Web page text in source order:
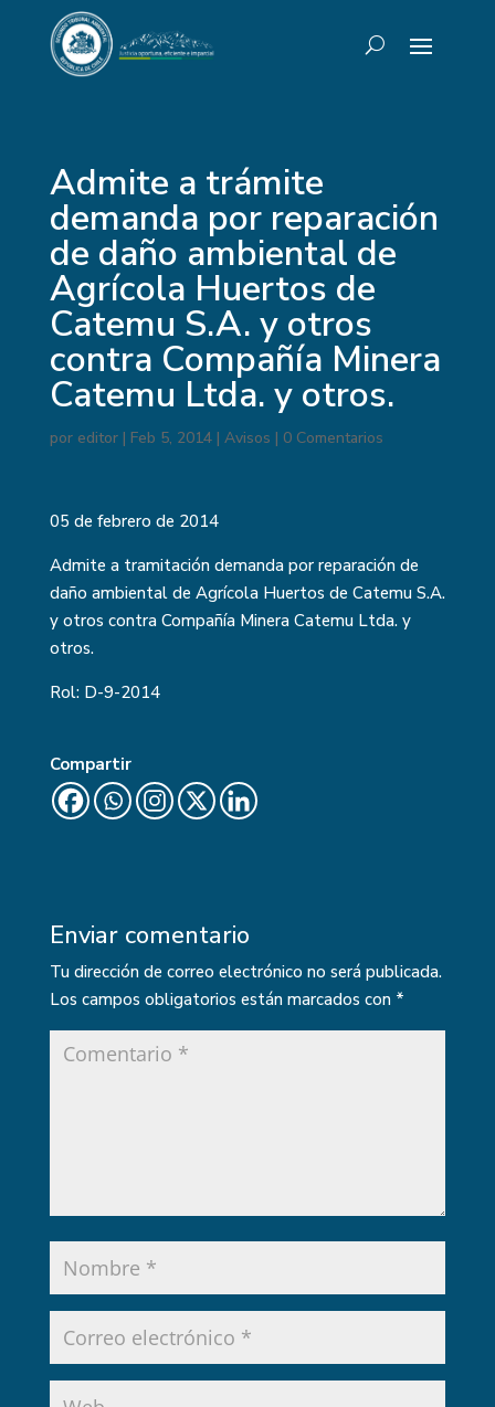
Admite a trámite
demanda por reparación
de daño ambiental de
Agrícola Huertos de
Catemu S.A. y otros
contra Compañía Minera
Catemu Ltda. y otros.
por editor| Feb 5, 2014| Avisos | 0 Comentarios
05 de febrero de 2014
Admite a tramitación demanda por reparación de
daño ambiental de Agrícola Huertos de Catemu S.A.
y otros contra Compañía Minera Catemu Ltda. y
otros.
Rol: D-9-2014
Compartir
Enviar comentario
Tu dirección de correo electrónico no será publicada.
Los campos obligatorios están marcados con *